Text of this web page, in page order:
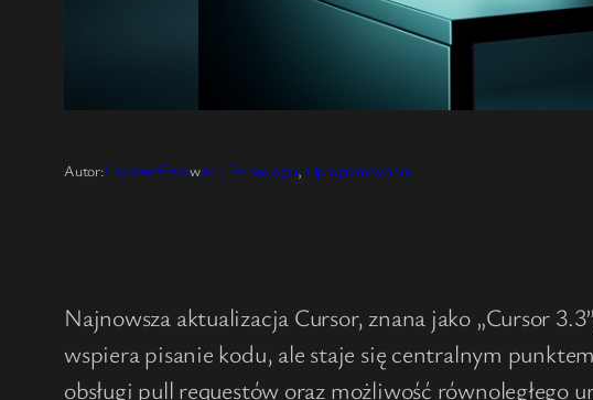
Autor:FrontendfreakwAI i Technologia, Oprogramowanie
Najnowsza aktualizacja Cursor, znana jako „Cursor
wspiera pisanie kodu, ale staje się centralnym
obsługi pull requestów oraz możliwość